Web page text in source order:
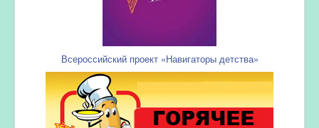
Всероссийский проект «Навигаторы детства»